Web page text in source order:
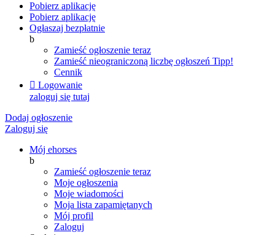
Pobierz aplikację
Pobierz aplikację
Ogłaszaj bezpłatnie
b
Zamieść ogłoszenie teraz
Zamieść nieograniczoną liczbę ogłoszeń Tipp!
Cennik
 Logowanie
zaloguj się tutaj
Dodaj ogłoszenie
Zaloguj się
Mój ehorses
b
Zamieść ogłoszenie teraz
Moje ogłoszenia
Moje wiadomości
Moja lista zapamiętanych
Mój profil
Zaloguj